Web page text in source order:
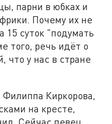
парни в юбках и
Почему их не
суток "подумать
того, речь идёт о
что у нас в стране
Киркорова,
на кресте,
Сейчас певец